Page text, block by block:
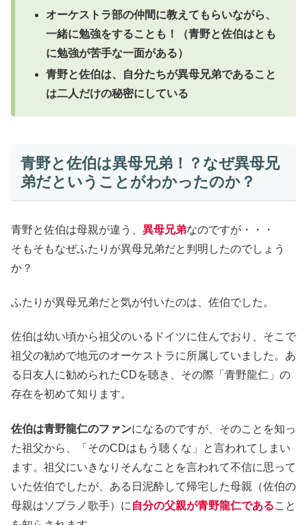
オーケストラ部の仲間に教えてもらいながら、
一緒に勉強をすることも！（青野と佐伯はとも
に勉強が苦手な一面がある）
青野と佐伯は、自分たちが異母兄弟であること
は二人だけの秘密にしている
青野と佐伯は異母兄弟！？なぜ異母兄
弟だということがわかったのか？
青野と佐伯は母親が違う、 異母兄弟なのですが・・・
そもそもなぜふたりが異母兄弟だと判明したのでしょう
か？
ふたりが異母兄弟だと気が付いたのは、佐伯でした。
佐伯は幼い頃から祖父のいるドイツに住んでおり、そこで
祖父の勧めで地元のオーケストラに所属していました。あ
る日友人に勧められたCDを聴き、その際「青野龍仁」の
存在を初めて知ります。
佐伯は青野龍仁のファンになるのですが、そのことを知っ
た祖父から、「そのCDはもう聴くな」と言われてしまい
ます。祖父にいきなりそんなことを言われて不信に思って
いた佐伯でしたが、ある日泥酔して帰宅した母親（佐伯の
母親はソプラノ歌手）に 自分の父親が青野龍仁であること